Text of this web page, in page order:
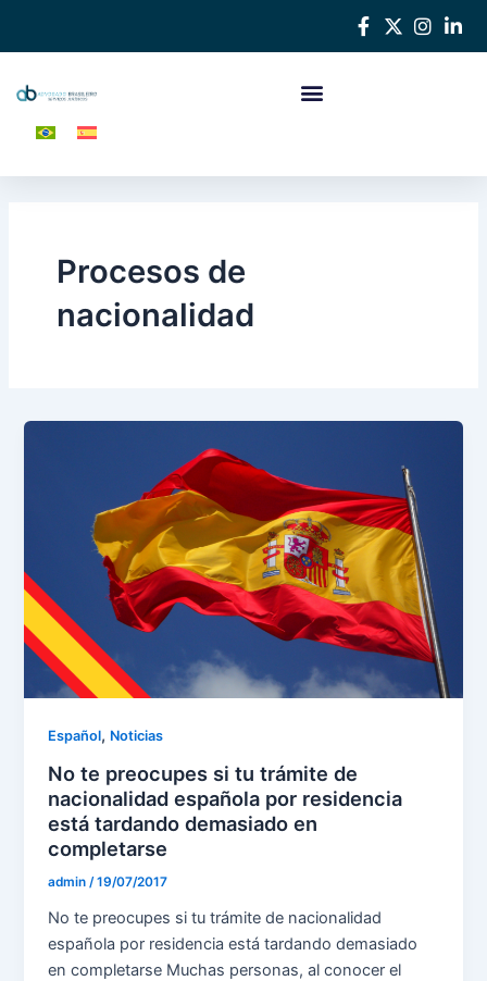
Procesos de
nacionalidad
Español, Noticias
No te preocupes si tu trámite de
nacionalidad española por residencia
está tardando demasiado en
completarse
admin /19/07/2017
No te preocupes si tu trámite de nacionalidad
española por residencia está tardando demasiado
en completarse Muchas personas, al conocer el